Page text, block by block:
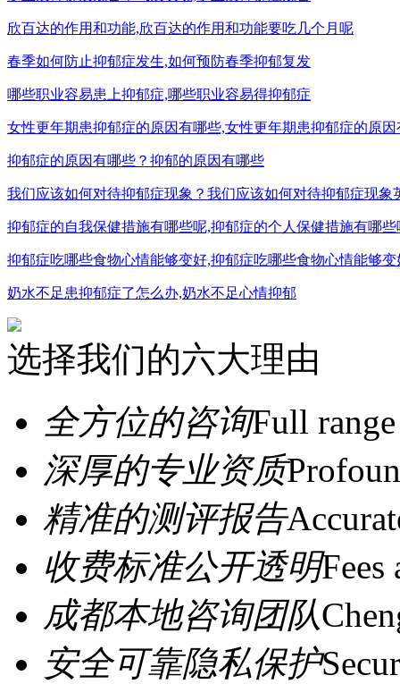
欣百达的作用和功能,欣百达的作用和功能要吃几个月呢
春季如何防止抑郁症发生,如何预防春季抑郁复发
哪些职业容易患上抑郁症,哪些职业容易得抑郁症
女性更年期患抑郁症的原因有哪些,女性更年期患抑郁症的原
抑郁症的原因有哪些？抑郁的原因有哪些
我们应该如何对待抑郁症现象？我们应该如何对待抑郁症现象
抑郁症的自我保健措施有哪些呢,抑郁症的个人保健措施有哪些
抑郁症吃哪些食物心情能够变好,抑郁症吃哪些食物心情能够变
奶水不足患抑郁症了怎么办,奶水不足心情抑郁
选择我们的六大理由
全方位的咨询Full
深厚的专业资质
精准的测评报告
收费标准公开透明Fees
成都本地咨询团队
安全可靠隐私保护